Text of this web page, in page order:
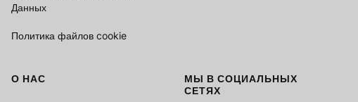
Данных
Политика файлов cookie
О НАС
МЫ В СОЦИАЛЬНЫХ
СЕТЯХ